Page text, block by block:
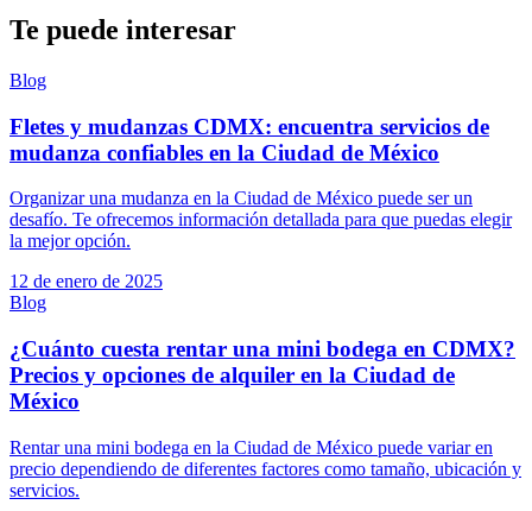
Te puede interesar
Blog
Fletes y mudanzas CDMX: encuentra servicios de
mudanza confiables en la Ciudad de México
Organizar una mudanza en la Ciudad de México puede ser un
desafío. Te ofrecemos información detallada para que puedas elegir
la mejor opción.
12 de enero de 2025
Blog
¿Cuánto cuesta rentar una mini bodega en CDMX?
Precios y opciones de alquiler en la Ciudad de
México
Rentar una mini bodega en la Ciudad de México puede variar en
precio dependiendo de diferentes factores como tamaño, ubicación y
servicios.